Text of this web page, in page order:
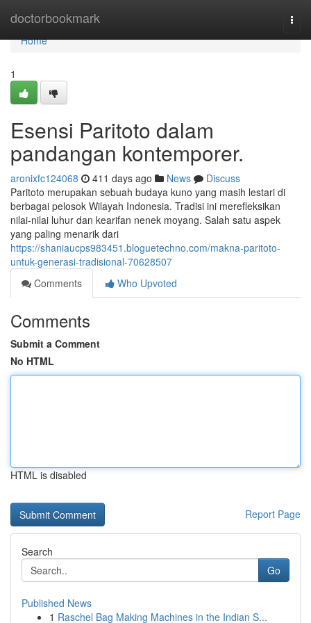
doctorbookmark
Home
Home
1
Esensi Paritoto dalam
pandangan kontemporer.
aronixfc124068 411 days ago News
Discuss
Paritoto merupakan sebuah budaya kuno yang masih lestari di
berbagai pelosok Wilayah Indonesia. Tradisi ini merefleksikan
nilai-nilai luhur dan kearifan nenek moyang. Salah satu aspek
yang paling menarik dari
https://shaniaucps983451.bloguetechno.com/makna-paritoto-
untuk-generasi-tradisional-70628507
Comments
Who Upvoted
Comments
Submit a Comment
No HTML
HTML is disabled
Report Page
Search
Go
Published News
1 Raschel Bag Making Machines in the Indian S...